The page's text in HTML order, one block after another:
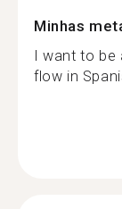
Minhas
I want to be
flow in